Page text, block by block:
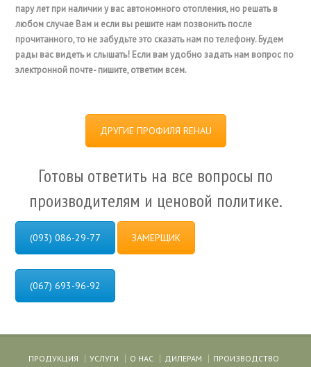
пару лет при наличии у вас автономного отопления, но решать в
любом случае Вам и если вы решите нам позвонить после
прочитанного, то не забудьте это сказать нам по телефону. Будем
рады вас видеть и слышать! Если вам удобно задать нам вопрос по
электронной почте- пишите, ответим всем.
ДРУГИЕ ПРОФИЛЯ REHAU
Готовы ответить на все вопросы по
производителям и ценовой политике.
(093) 086-29-77 ЗАМЕРЩИК
(067) 693-96-92
ПРОДУКЦИЯ УСЛУГИ О НАС ДИЛЕРАМ ПРОИЗВОДСТВО